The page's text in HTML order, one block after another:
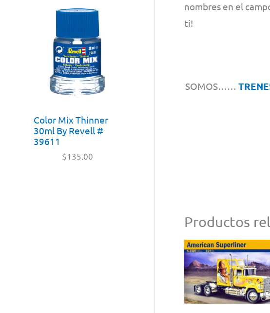
Color Mix Thinner
30ml By Revell #
39611
$135.00
nombres en el
ti!
SOMOS……
Productos